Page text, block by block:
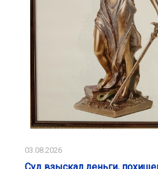
03.08.2026